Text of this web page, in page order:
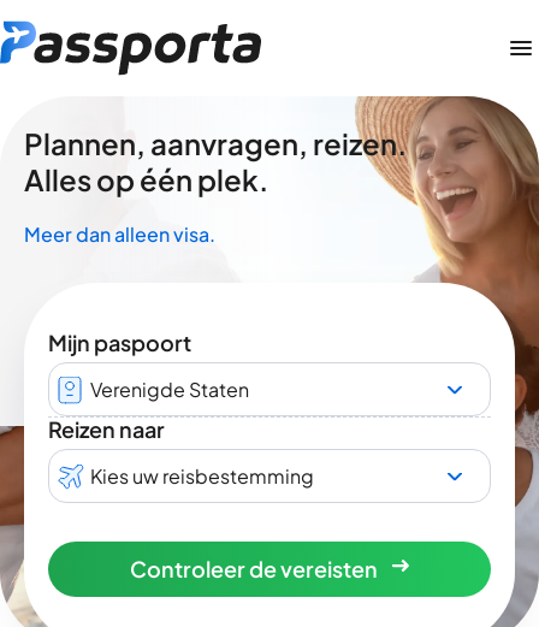
Plannen, aanvragen, reizen.
Alles op één plek.
Meer dan alleen visa.
Mijn paspoort
Verenigde Staten
Reizen naar
Kies uw reisbestemming
Controleer de vereisten